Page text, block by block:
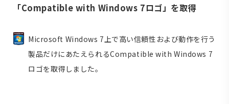
「Compatible with Windows 7ロゴ」を取得
Microsoft Windows 7上で高い信頼性および動作を行う
製品だけにあたえられるCompatible with Windows 7
ロゴを取得しました。